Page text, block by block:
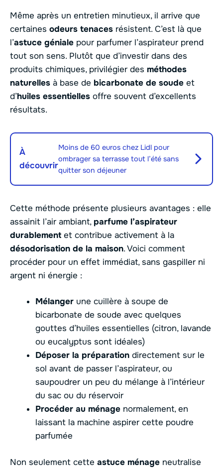
Même après un entretien minutieux, il arrive que
certaines odeurs tenaces résistent. C’est là que
l’astuce géniale pour parfumer l’aspirateur prend
tout son sens. Plutôt que d’investir dans des
produits chimiques, privilégier des méthodes
naturelles à base de bicarbonate de soude et
d’huiles essentielles offre souvent d’excellents
résultats.
À
découvrir
Moins de 60 euros chez Lidl pour
ombrager sa terrasse tout l’été sans
quitter son déjeuner
Cette méthode présente plusieurs avantages : elle
assainit l’air ambiant, parfume l’aspirateur
durablement et contribue activement à la
désodorisation de la maison. Voici comment
procéder pour un effet immédiat, sans gaspiller ni
argent ni énergie :
Mélanger une cuillère à soupe de
bicarbonate de soude avec quelques
gouttes d’huiles essentielles (citron, lavande
ou eucalyptus sont idéales)
Déposer la préparation directement sur le
sol avant de passer l’aspirateur, ou
saupoudrer un peu du mélange à l’intérieur
du sac ou du réservoir
Procéder au ménage normalement, en
laissant la machine aspirer cette poudre
parfumée
Non seulement cette astuce ménage neutralise